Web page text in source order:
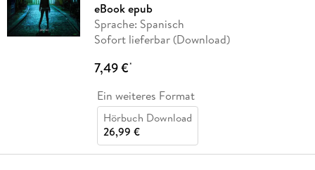
eBook epub
Sprache: Spanisch
Sofort lieferbar (Download)
7,49 €*
Ein weiteres Format
Hörbuch Download
26,99 €